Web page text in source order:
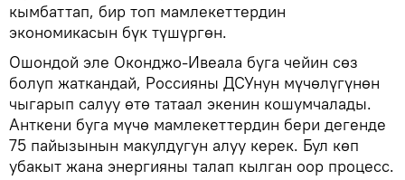
кымбаттап, бир топ мамлекеттердин
экономикасын бүк түшүргөн.
Ошондой эле Оконджо-Ивеала буга чейин сөз
болуп жаткандай, Россияны ДСУнун мүчөлүгүнөн
чыгарып салуу өтө татаал экенин кошумчалады.
Анткени буга мүчө мамлекеттердин бери дегенде
75 пайызынын макулдугун алуу керек. Бул көп
убакыт жана энергияны талап кылган оор процесс.